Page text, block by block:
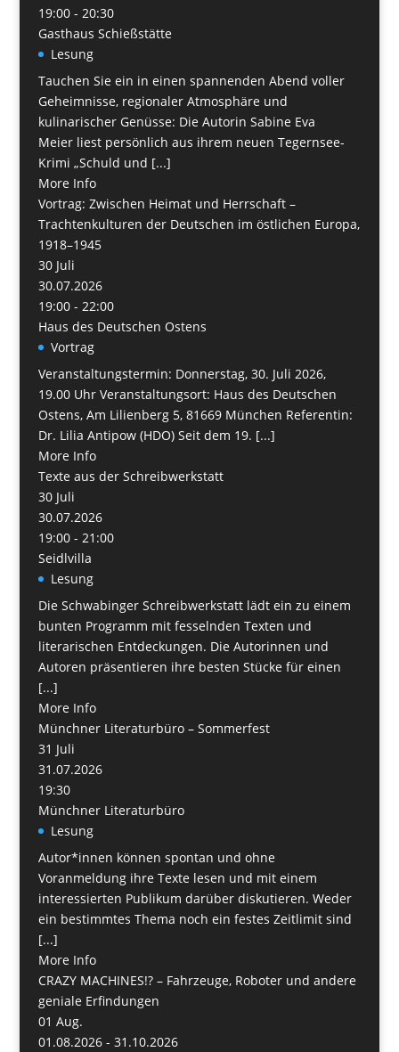
19:00 - 20:30
Gasthaus Schießstätte
Lesung
Tauchen Sie ein in einen spannenden Abend voller
Geheimnisse, regionaler Atmosphäre und
kulinarischer Genüsse: Die Autorin Sabine Eva
Meier liest persönlich aus ihrem neuen Tegernsee-
Krimi „Schuld und [...]
More Info
Vortrag: Zwischen Heimat und Herrschaft –
Trachtenkulturen der Deutschen im östlichen Europa,
1918–1945
30 Juli
30.07.2026
19:00 - 22:00
Haus des Deutschen Ostens
Vortrag
Veranstaltungstermin: Donnerstag, 30. Juli 2026,
19.00 Uhr Veranstaltungsort: Haus des Deutschen
Ostens, Am Lilienberg 5, 81669 München Referentin:
Dr. Lilia Antipow (HDO) Seit dem 19. [...]
More Info
Texte aus der Schreibwerkstatt
30 Juli
30.07.2026
19:00 - 21:00
Seidlvilla
Lesung
Die Schwabinger Schreibwerkstatt lädt ein zu einem
bunten Programm mit fesselnden Texten und
literarischen Entdeckungen. Die Autorinnen und
Autoren präsentieren ihre besten Stücke für einen
[...]
More Info
Münchner Literaturbüro – Sommerfest
31 Juli
31.07.2026
19:30
Münchner Literaturbüro
Lesung
Autor*innen können spontan und ohne
Voranmeldung ihre Texte lesen und mit einem
interessierten Publikum darüber diskutieren. Weder
ein bestimmtes Thema noch ein festes Zeitlimit sind
[...]
More Info
CRAZY MACHINES!? – Fahrzeuge, Roboter und andere
geniale Erfindungen
01 Aug.
01.08.2026 - 31.10.2026